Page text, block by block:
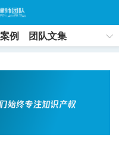
例
团队文集